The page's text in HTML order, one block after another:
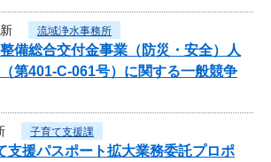
流域浄水事務所
備総合交付金事業（防災・安全）人
第401-C-061号）に関する一般競争
子育て支援課
支援パスポート拡大業務委託プロポ